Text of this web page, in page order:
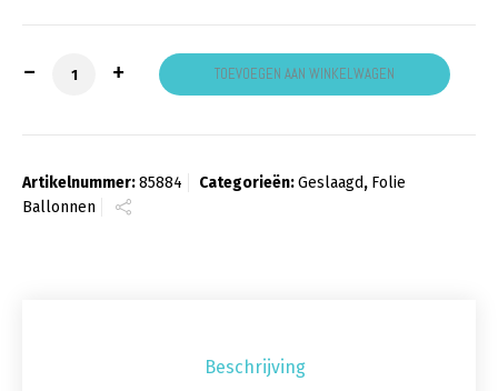
YAY Ballon aantal TOEVOEGEN AAN WINKELWAGEN
Artikelnummer:85884 Categorieën:Geslaagd, Folie
Ballonnen
Beschrijving